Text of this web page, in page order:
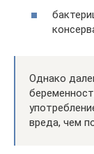
Однако
вреда, чем